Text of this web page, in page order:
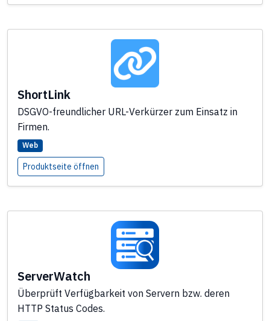
ShortLink
DSGVO-freundlicher URL-Verkürzer zum Einsatz in
Firmen.
Web
Produktseite öffnen
ServerWatch
Überprüft Verfügbarkeit von Servern bzw. deren
HTTP Status Codes.